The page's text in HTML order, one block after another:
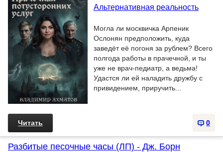
Альтернативная реальность
Могла ли москвичка Арпеник
Ослонян предположить, куда
заведёт её погоня за рублем? Всего
полгода работы в прачечной, и ты
уже не врач-педиатр, а ведьма!
Удастся ли ей наладить дружбу с
привидением, приручить...
0
Читать
Разбитые песочные часы (ЛП) - Дж. Борн